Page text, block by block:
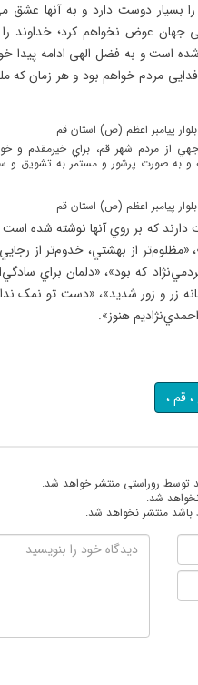
را بسیار دوست دارد و به آنها
جهان عوض نخواهم کرد؛ خداوند
است و به فضل الهی ادامه پیدا
مردم خواهم بود و هر زمان که
از مردم شهر قم، براي خيرمقدم و
و به صورت پرشور و مستمر به تشويق و
که بر روي آنها نوشته شده است
از بهشتي، خدوم‌تر از
که بود»، «دلمان براي
زر و زور شديد»، «دست تو نمک
هنوز».
قم ،
توسط روراستی منتشر خواهد شد.
شد.
باشد منتشر نخواهد شد.